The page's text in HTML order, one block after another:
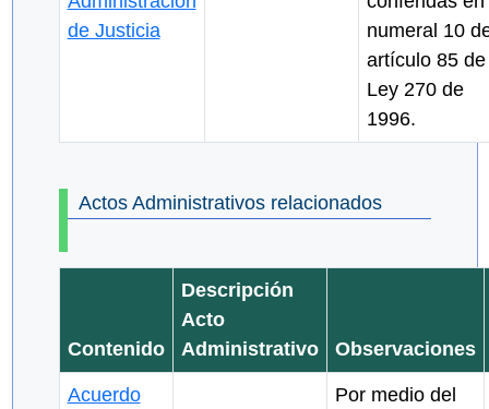
de Justicia
numeral 10
artículo 85 de
Ley 270 de
1996.
Actos Administrativos relacionados
Contenido
Descripción
Acto
Administrativo
Observaciones
Acuerdo Por medio del